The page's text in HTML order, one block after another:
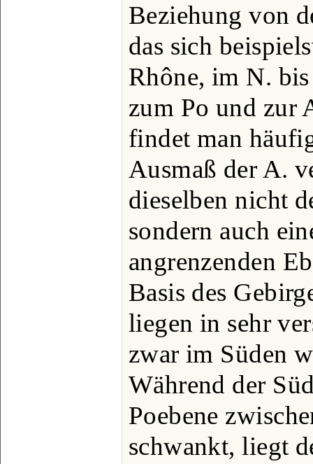
Beziehung von
das sich
Rhône, im N.
zum Po und zur
findet man
Ausmaß der A.
dieselben nicht
sondern auch
angrenzenden
Basis des
liegen in sehr
zwar im Süden
Während der
Poebene
schwankt, liegt